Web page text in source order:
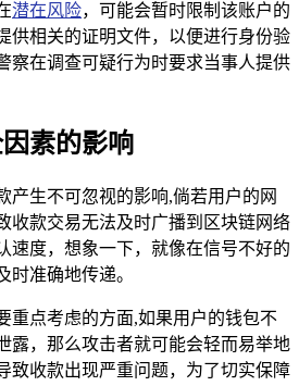
潜在风险，可能会暂时限制该账户的
供相关的证明文件，以便进行身份验
察在调查可疑行为时要求当事人提供
素的影响
产生不可忽视的影响,倘若用户的网
收款交易无法及时广播到区块链网络
速度，想象一下，就像在信号不好的
时准确地传递。
重点考虑的方面,如果用户的钱包不
露，那么攻击者就可能会轻而易举地
致收款出现严重问题，为了切实保障